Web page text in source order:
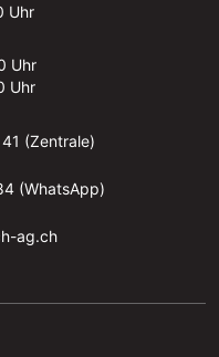
Uhr
Uhr
Uhr
(Zentrale)
(WhatsApp)
ag.ch